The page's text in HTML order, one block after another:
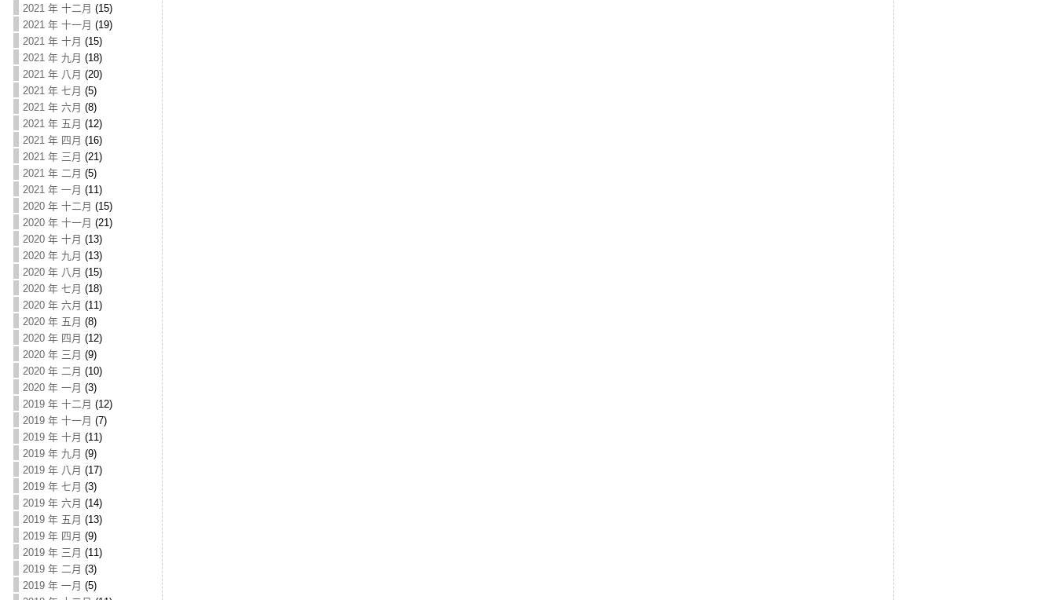
2021 年 十二月 (15)
2021 年 十一月 (19)
2021 年 十月 (15)
2021 年 九月 (18)
2021 年 八月 (20)
2021 年 七月 (5)
2021 年 六月 (8)
2021 年 五月 (12)
2021 年 四月 (16)
2021 年 三月 (21)
2021 年 二月 (5)
2021 年 一月 (11)
2020 年 十二月 (15)
2020 年 十一月 (21)
2020 年 十月 (13)
2020 年 九月 (13)
2020 年 八月 (15)
2020 年 七月 (18)
2020 年 六月 (11)
2020 年 五月 (8)
2020 年 四月 (12)
2020 年 三月 (9)
2020 年 二月 (10)
2020 年 一月 (3)
2019 年 十二月 (12)
2019 年 十一月 (7)
2019 年 十月 (11)
2019 年 九月 (9)
2019 年 八月 (17)
2019 年 七月 (3)
2019 年 六月 (14)
2019 年 五月 (13)
2019 年 四月 (9)
2019 年 三月 (11)
2019 年 二月 (3)
2019 年 一月 (5)